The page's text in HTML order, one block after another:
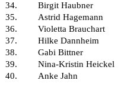
34.
Birgit Haubner
35.
Astrid Hagemann
36.
Violetta Brauchart
37.
Hilke Dannheim
38.
Gabi Bittner
39.
Nina-Kristin Heickel
40.
Anke Jahn